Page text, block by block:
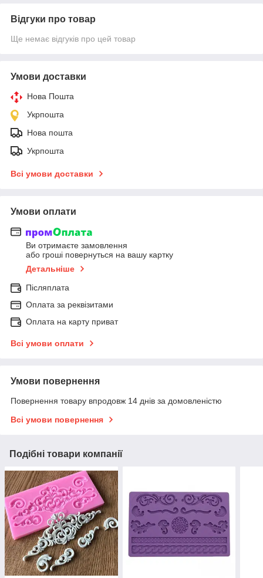
Відгуки про товар
Ще немає відгуків про цей товар
Умови доставки
Нова Пошта
Укрпошта
Нова пошта
Укрпошта
Всі умови доставки
Умови оплати
Ви отримаєте замовлення
або гроші повернуться на вашу картку
Детальніше
Післяплата
Оплата за реквізитами
Оплата на карту приват
Всі умови оплати
Умови повернення
Повернення товару впродовж 14 днів за домовленістю
Всі умови повернення
Подібні товари компанії